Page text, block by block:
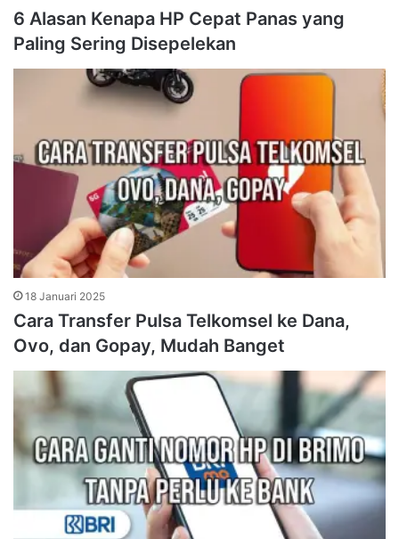
6 Alasan Kenapa HP Cepat Panas yang
Paling Sering Disepelekan
18 Januari 2025
Cara Transfer Pulsa Telkomsel ke Dana,
Ovo, dan Gopay, Mudah Banget